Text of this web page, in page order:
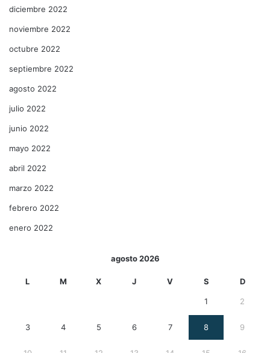
diciembre 2022
noviembre 2022
octubre 2022
septiembre 2022
agosto 2022
julio 2022
junio 2022
mayo 2022
abril 2022
marzo 2022
febrero 2022
enero 2022
agosto 2026
L M X J V S D
1 2
3 4 5 6 7 8 9